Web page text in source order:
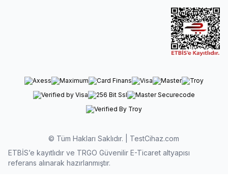
© Tüm Hakları Saklıdır. | TestCihaz.com
ETBİS’e kayıtlıdır ve TRGO Güvenilir E-Ticaret altyapısı
referans alınarak hazırlanmıştır.